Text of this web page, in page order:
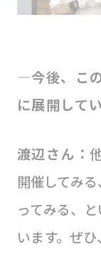
―今後、こ
に展開して
渡辺さん：
開催してみ
ってみる、
います。ぜ